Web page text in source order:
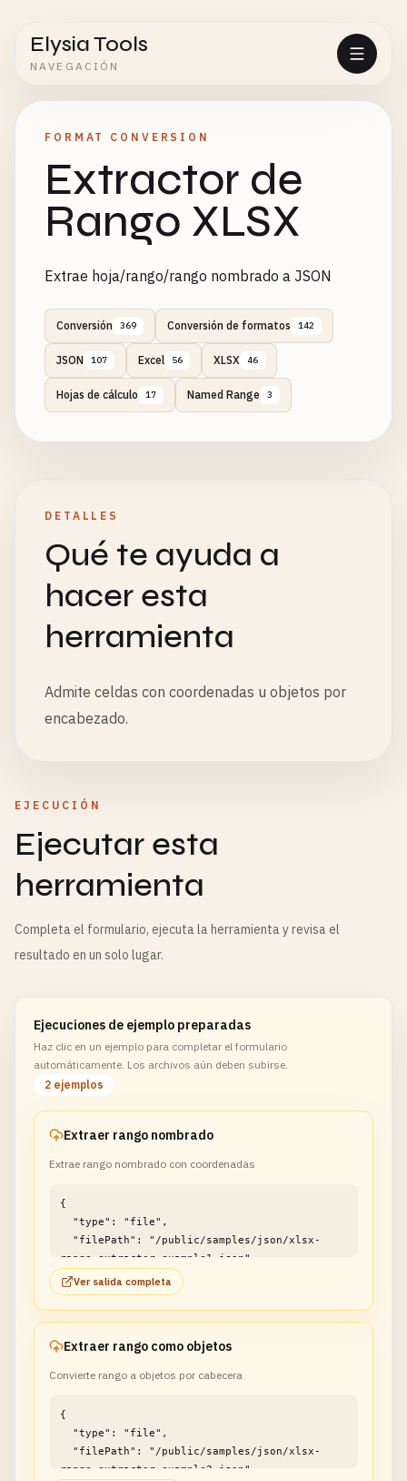
Elysia Tools
NAVEGACIÓN
FORMAT CONVERSION
Extractor de
Rango XLSX
Extrae hoja/rango/rango nombrado a JSON
Conversión 369 Conversión de formatos 142
JSON 107 Excel 56 XLSX 46
Hojas de cálculo 17 Named Range 3
DETALLES
Qué te ayuda a
hacer esta
herramienta
Admite celdas con coordenadas u objetos por
encabezado.
EJECUCIÓN
Ejecutar esta
herramienta
Completa el formulario, ejecuta la herramienta y revisa el
resultado en un solo lugar.
Ejecuciones de ejemplo preparadas
Haz clic en un ejemplo para completar el formulario
automáticamente. Los archivos aún deben subirse.
2 ejemplos
Extraer rango nombrado
Extrae rango nombrado con coordenadas
{
range-extractor-example1.json"
}
Ver salida completa
Extraer rango como objetos
Convierte rango a objetos por cabecera
{
range-extractor-example2.json"